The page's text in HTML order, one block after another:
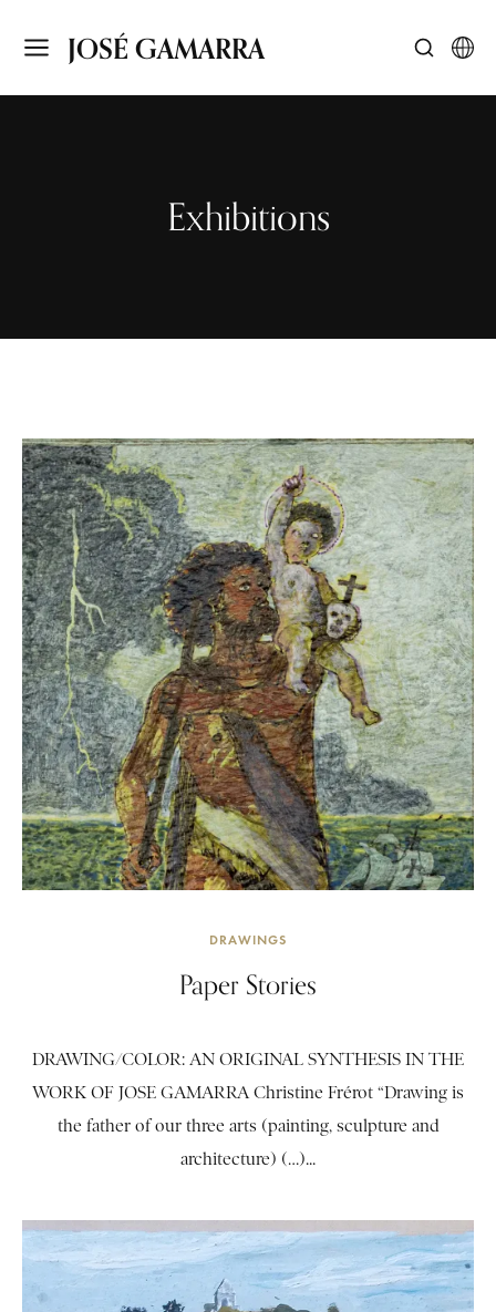
JOSÉ GAMARRA
Exhibitions
DRAWINGS
Paper Stories
DRAWING/COLOR: AN ORIGINAL SYNTHESIS IN THE
WORK OF JOSE GAMARRA Christine Frérot “Drawing is
the father of our three arts (painting, sculpture and
architecture) (…)...